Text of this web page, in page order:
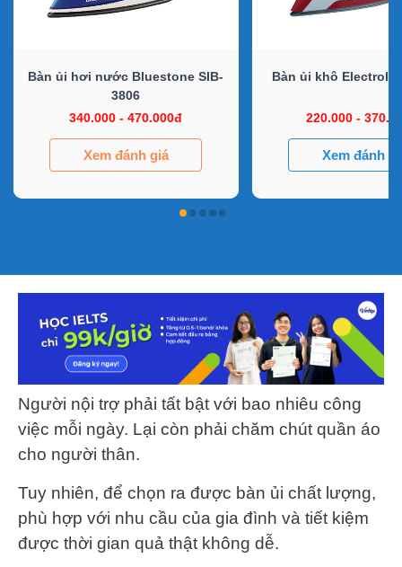
Bàn ủi hơi nước Bluestone SIB-
3806
340.000 - 470.000đ
Xem đánh giá
Bàn ủi khô
220.000 -
Xem đánh
Người nội trợ phải tất bật với bao nhiêu công
việc mỗi ngày. Lại còn phải chăm chút quần áo
cho người thân.
Tuy nhiên, để chọn ra được bàn ủi chất lượng,
phù hợp với nhu cầu của gia đình và tiết kiệm
được thời gian quả thật không dễ.